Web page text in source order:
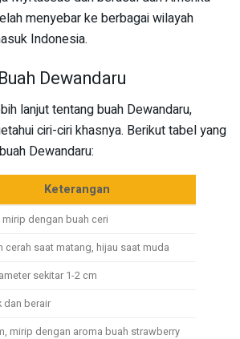
menyebar ke berbagai wilayah
Indonesia.
Dewandaru
lanjut tentang buah Dewandaru,
ciri-ciri khasnya. Berikut tabel yang
Dewandaru:
Keterangan
mirip dengan buah ceri
cerah saat matang, hijau saat muda
sekitar 1-2 cm
dan berair
mirip dengan aroma buah strawberry